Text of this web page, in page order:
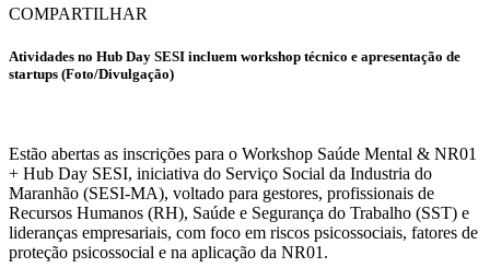
COMPARTILHAR
Atividades no Hub Day SESI incluem workshop técnico e apresentação de
startups (Foto/Divulgação)
Estão abertas as inscrições para o Workshop Saúde Mental & NR01
+ Hub Day SESI, iniciativa do Serviço Social da Industria do
Maranhão (SESI-MA), voltado para gestores, profissionais de
Recursos Humanos (RH), Saúde e Segurança do Trabalho (SST) e
lideranças empresariais, com foco em riscos psicossociais, fatores de
proteção psicossocial e na aplicação da NR01.